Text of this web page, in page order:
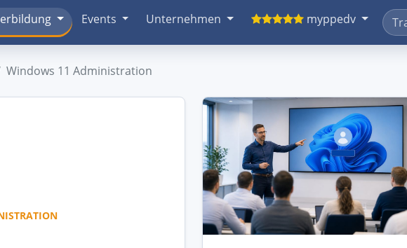
Events Unternehmen myppedv
Windows 11 Administration